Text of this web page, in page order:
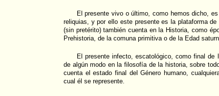
El presente vivo o último, como hemos dicho,
reliquias, y por ello este presente es la plataforma
(sin pretérito) también cuenta en la Historia, como
Prehistoria, de la comuna primitiva o de la Edad
El presente infecto, escatológico, como final de
de algún modo en la filosofía de la historia, sobre
cuenta el estado final del Género humano,
cual él se represente.